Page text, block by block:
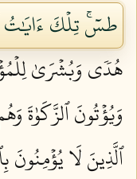
طسٓۚ تِلۡكَ ءَايَٰتُ
هُدٗى وَبُشۡرَىٰ
وَيُؤۡتُونَ ٱلزَّكَوٰةَ
ٱلَّذِينَ لَا يُؤۡمِنُونَ